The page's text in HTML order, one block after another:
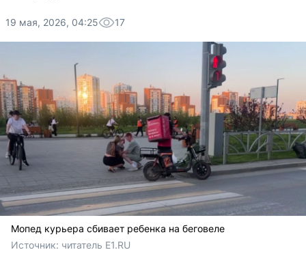
19 мая, 2026, 04:25 17
Мопед курьера сбивает ребенка на беговеле
Источник: читатель E1.RU